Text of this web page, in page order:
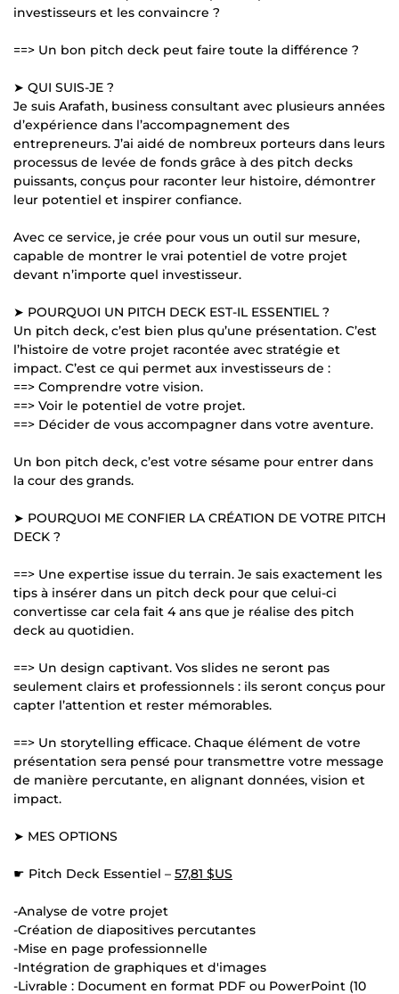
investisseurs et les convaincre ?
==> Un bon pitch deck peut faire toute la différence ?
➤ QUI SUIS-JE ?
Je suis Arafath, business consultant avec plusieurs années
d’expérience dans l’accompagnement des
entrepreneurs. J’ai aidé de nombreux porteurs dans leurs
processus de levée de fonds grâce à des pitch decks
puissants, conçus pour raconter leur histoire, démontrer
leur potentiel et inspirer confiance.
Avec ce service, je crée pour vous un outil sur mesure,
capable de montrer le vrai potentiel de votre projet
devant n’importe quel investisseur.
➤ POURQUOI UN PITCH DECK EST-IL ESSENTIEL ?
Un pitch deck, c’est bien plus qu’une présentation. C’est
l’histoire de votre projet racontée avec stratégie et
impact. C’est ce qui permet aux investisseurs de :
==> Comprendre votre vision.
==> Voir le potentiel de votre projet.
==> Décider de vous accompagner dans votre aventure.
Un bon pitch deck, c’est votre sésame pour entrer dans
la cour des grands.
➤ POURQUOI ME CONFIER LA CRÉATION DE VOTRE PITCH
DECK ?
==> Une expertise issue du terrain. Je sais exactement les
tips à insérer dans un pitch deck pour que celui-ci
convertisse car cela fait 4 ans que je réalise des pitch
deck au quotidien.
==> Un design captivant. Vos slides ne seront pas
seulement clairs et professionnels : ils seront conçus pour
capter l’attention et rester mémorables.
==> Un storytelling efficace. Chaque élément de votre
présentation sera pensé pour transmettre votre message
de manière percutante, en alignant données, vision et
impact.
➤ MES OPTIONS
☛ Pitch Deck Essentiel – 57,81 $US
-Analyse de votre projet
-Création de diapositives percutantes
-Mise en page professionnelle
-Intégration de graphiques et d'images
-Livrable : Document en format PDF ou PowerPoint (10